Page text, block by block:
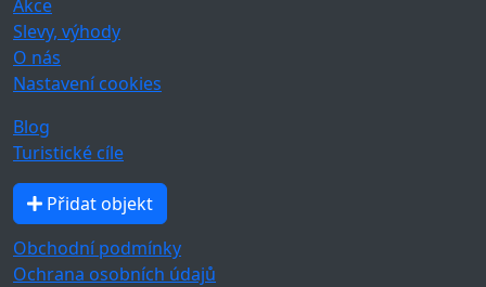
Akce
Slevy, výhody
O nás
Nastavení cookies
Blog
Turistické cíle
Přidat objekt
Obchodní podmínky
Ochrana osobních údajů